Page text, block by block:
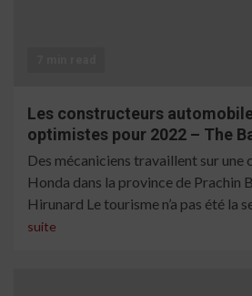
Les constructeurs
optimistes pour 2022 – The
Des mécaniciens travaillent sur une
Honda dans la province de Prachin
Hirunard Le tourisme n’a pas été la
suite